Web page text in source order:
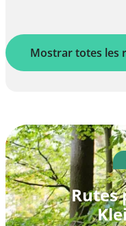
Mostrar totes les
Rutes